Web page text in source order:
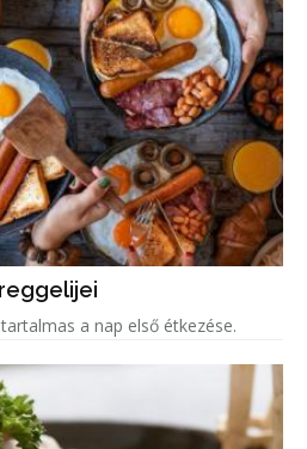
a nap első étkezése.